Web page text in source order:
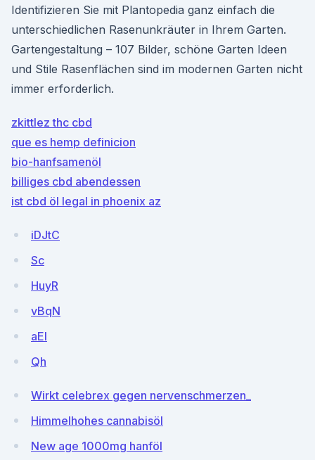
Identifizieren Sie mit Plantopedia ganz einfach die
unterschiedlichen Rasenunkräuter in Ihrem Garten.
Gartengestaltung – 107 Bilder, schöne Garten Ideen
und Stile Rasenflächen sind im modernen Garten nicht
immer erforderlich.
zkittlez thc cbd
que es hemp definicion
bio-hanfsamenöl
billiges cbd abendessen
ist cbd öl legal in phoenix az
iDJtC
Sc
HuyR
vBqN
aEl
Qh
Wirkt celebrex gegen nervenschmerzen_
Himmelhohes cannabisöl
New age 1000mg hanföl